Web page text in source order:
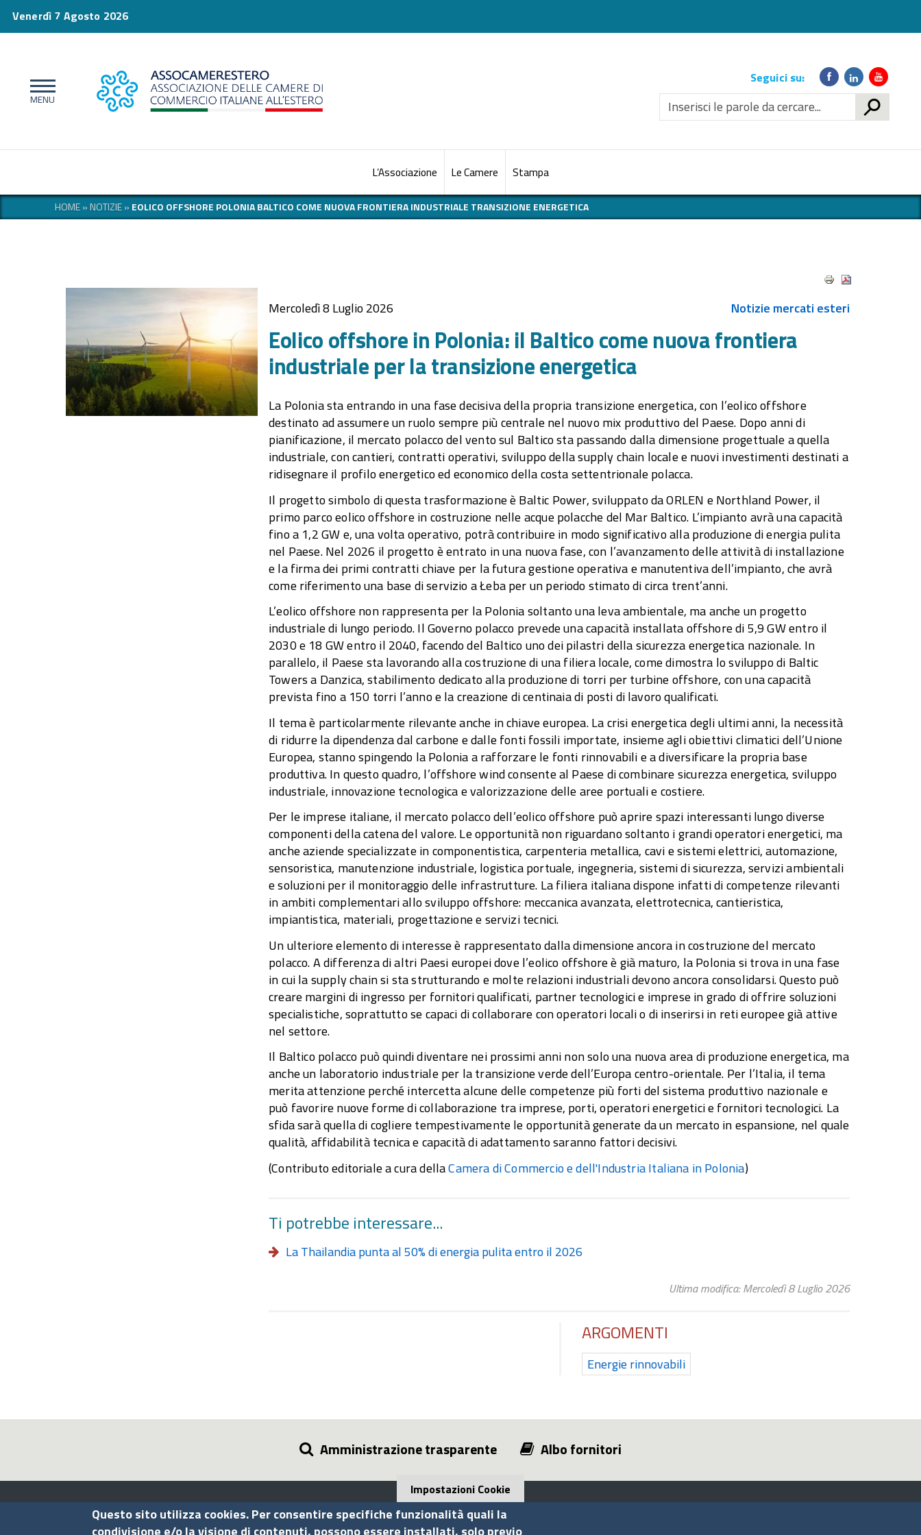
Venerdì 7 Agosto 2026
Link
social
Seguici su:
L’Associazione Le Camere Stampa
HOME»NOTIZIE» EOLICO OFFSHORE POLONIA BALTICO COME NUOVA FRONTIERA INDUSTRIALE TRANSIZIONE ENERGETICA
Mercoledì 8 Luglio 2026 Notizie mercati esteri
Eolico offshore in Polonia: il Baltico come nuova frontiera
industriale per la transizione energetica
La Polonia sta entrando in una fase decisiva della propria transizione energetica, con l’eolico offshore
destinato ad assumere un ruolo sempre più centrale nel nuovo mix produttivo del Paese. Dopo anni di
pianificazione, il mercato polacco del vento sul Baltico sta passando dalla dimensione progettuale a quella
industriale, con cantieri, contratti operativi, sviluppo della supply chain locale e nuovi investimenti destinati a
ridisegnare il profilo energetico ed economico della costa settentrionale polacca.
Il progetto simbolo di questa trasformazione è Baltic Power, sviluppato da ORLEN e Northland Power, il
primo parco eolico offshore in costruzione nelle acque polacche del Mar Baltico. L’impianto avrà una capacità
fino a 1,2 GW e, una volta operativo, potrà contribuire in modo significativo alla produzione di energia pulita
nel Paese. Nel 2026 il progetto è entrato in una nuova fase, con l’avanzamento delle attività di installazione
e la firma dei primi contratti chiave per la futura gestione operativa e manutentiva dell’impianto, che avrà
come riferimento una base di servizio a Łeba per un periodo stimato di circa trent’anni.
L’eolico offshore non rappresenta per la Polonia soltanto una leva ambientale, ma anche un progetto
industriale di lungo periodo. Il Governo polacco prevede una capacità installata offshore di 5,9 GW entro il
2030 e 18 GW entro il 2040, facendo del Baltico uno dei pilastri della sicurezza energetica nazionale. In
parallelo, il Paese sta lavorando alla costruzione di una filiera locale, come dimostra lo sviluppo di Baltic
Towers a Danzica, stabilimento dedicato alla produzione di torri per turbine offshore, con una capacità
prevista fino a 150 torri l’anno e la creazione di centinaia di posti di lavoro qualificati.
Il tema è particolarmente rilevante anche in chiave europea. La crisi energetica degli ultimi anni, la necessità
di ridurre la dipendenza dal carbone e dalle fonti fossili importate, insieme agli obiettivi climatici dell’Unione
Europea, stanno spingendo la Polonia a rafforzare le fonti rinnovabili e a diversificare la propria base
produttiva. In questo quadro, l’offshore wind consente al Paese di combinare sicurezza energetica, sviluppo
industriale, innovazione tecnologica e valorizzazione delle aree portuali e costiere.
Per le imprese italiane, il mercato polacco dell’eolico offshore può aprire spazi interessanti lungo diverse
componenti della catena del valore. Le opportunità non riguardano soltanto i grandi operatori energetici, ma
anche aziende specializzate in componentistica, carpenteria metallica, cavi e sistemi elettrici, automazione,
sensoristica, manutenzione industriale, logistica portuale, ingegneria, sistemi di sicurezza, servizi ambientali
e soluzioni per il monitoraggio delle infrastrutture. La filiera italiana dispone infatti di competenze rilevanti
in ambiti complementari allo sviluppo offshore: meccanica avanzata, elettrotecnica, cantieristica,
impiantistica, materiali, progettazione e servizi tecnici.
Un ulteriore elemento di interesse è rappresentato dalla dimensione ancora in costruzione del mercato
polacco. A differenza di altri Paesi europei dove l’eolico offshore è già maturo, la Polonia si trova in una fase
in cui la supply chain si sta strutturando e molte relazioni industriali devono ancora consolidarsi. Questo può
creare margini di ingresso per fornitori qualificati, partner tecnologici e imprese in grado di offrire soluzioni
specialistiche, soprattutto se capaci di collaborare con operatori locali o di inserirsi in reti europee già attive
nel settore.
Il Baltico polacco può quindi diventare nei prossimi anni non solo una nuova area di produzione energetica, ma
anche un laboratorio industriale per la transizione verde dell’Europa centro-orientale. Per l’Italia, il tema
merita attenzione perché intercetta alcune delle competenze più forti del sistema produttivo nazionale e
può favorire nuove forme di collaborazione tra imprese, porti, operatori energetici e fornitori tecnologici. La
sfida sarà quella di cogliere tempestivamente le opportunità generate da un mercato in espansione, nel quale
qualità, affidabilità tecnica e capacità di adattamento saranno fattori decisivi.
(Contributo editoriale a cura dellaCamera di Commercio e dell'Industria Italiana in Polonia)
Ti potrebbe interessare...
La Thailandia punta al 50% di energia pulita entro il 2026
Ultima modifica: Mercoledì 8 Luglio 2026
ARGOMENTI
Energie rinnovabili
Amministrazione trasparente Albo fornitori
Assocamerestero
Impostazioni Cookie
Questo sito utilizza cookies. Per consentire specifiche funzionalità quali la
condivisione e/o la visione di contenuti, possono essere installati, solo previo